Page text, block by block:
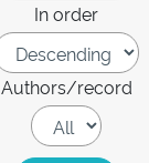
In order
Authors/record